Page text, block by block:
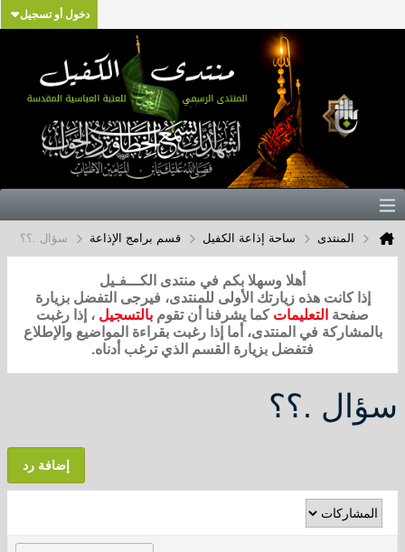
دخول أو تسجيل
المنتدى ساحة إذاعة الكفيل قسم برامج الإذاعة سؤال .؟؟
أهلا وسهلا بكم في منتدى الكـــفـيل
إذا كانت هذه زيارتك الأولى للمنتدى، فيرجى التفضل بزيارة
صفحة التعليمات كما يشرفنا أن تقوم بالتسجيل ، إذا رغبت
بالمشاركة في المنتدى، أما إذا رغبت بقراءة المواضيع والإطلاع
فتفضل بزيارة القسم الذي ترغب أدناه.
سؤال .؟؟
إضافة رد